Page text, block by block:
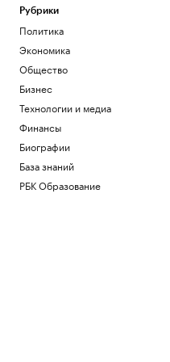
Рубрики
Политика
Экономика
Общество
Бизнес
Технологии и медиа
Финансы
Биографии
База знаний
РБК Образование